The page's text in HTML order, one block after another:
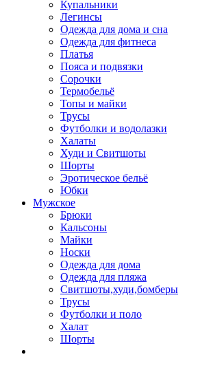
Купальники
Легинсы
Одежда для дома и сна
Одежда для фитнеса
Платья
Пояса и подвязки
Сорочки
Термобельё
Топы и майки
Трусы
Футболки и водолазки
Халаты
Худи и Свитшоты
Шорты
Эротическое бельё
Юбки
Мужское
Брюки
Кальсоны
Майки
Носки
Одежда для дома
Одежда для пляжа
Свитшоты,худи,бомберы
Трусы
Футболки и поло
Халат
Шорты